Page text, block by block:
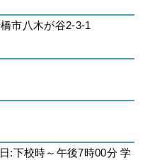
市八木が谷2-3-1
:下校時～午後7時00分 学